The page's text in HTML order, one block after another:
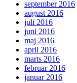
september 2016
august 2016
juli 2016
juni 2016
maj 2016
april 2016
marts 2016
februar 2016
januar 2016